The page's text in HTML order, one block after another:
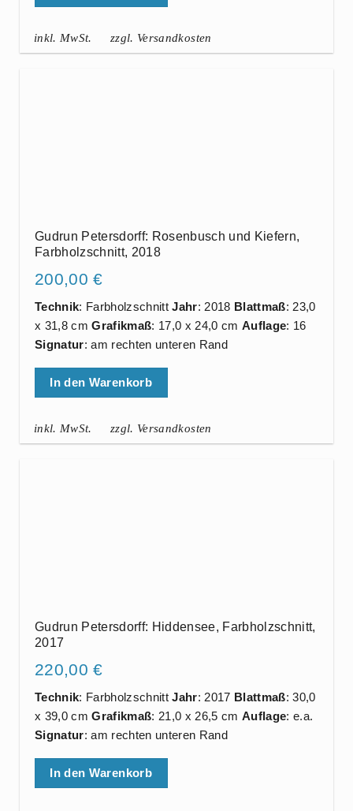
inkl. MwSt. zzgl. Versandkosten
Gudrun Petersdorff: Rosenbusch und Kiefern,
Farbholzschnitt, 2018
200,00€
Technik: FarbholzschnittJahr: 2018 Blattmaß: 23,0
x 31,8 cmGrafikmaß: 17,0 x 24,0 cmAuflage: 16
Signatur: am rechten unteren Rand
In den Warenkorb
inkl. MwSt. zzgl. Versandkosten
Gudrun Petersdorff: Hiddensee, Farbholzschnitt,
2017
220,00€
Technik: FarbholzschnittJahr: 2017 Blattmaß: 30,0
x 39,0 cmGrafikmaß: 21,0 x 26,5 cmAuflage: e.a.
Signatur: am rechten unteren Rand
In den Warenkorb